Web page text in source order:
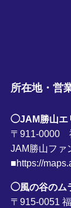
所在地・営
◯JAM勝山エ
〒911-0000
JAM勝山ファ
■https://
◯風の谷のム
〒915-0051